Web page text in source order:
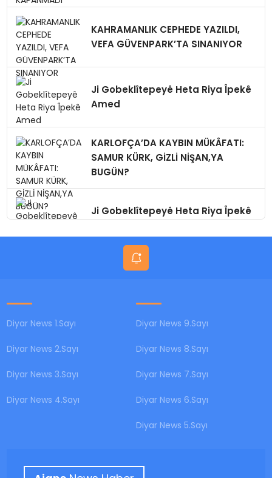
KAHRAMANLIK CEPHEDE YAZILDI,
VEFA GÜVENPARK’TA SINANIYOR
Ji Gobeklîtepeyê Heta Riya Îpekê
Amed
KARLOFÇA’DA KAYBIN MÜKÂFATI:
SAMUR KÜRK, GİZLİ NİŞAN,YA
BUGÜN?
Ji Gobeklîtepeyê Heta Riya Îpekê
Diyar News 1.Sayı
Diyar News 2.Sayı
Diyar News 3.Sayı
Diyar News 4.Sayı
Diyar News 9.Sayı
Diyar News 8.Sayı
Diyar News 7.Sayı
Diyar News 6.Sayı
Diyar News 5.Sayı